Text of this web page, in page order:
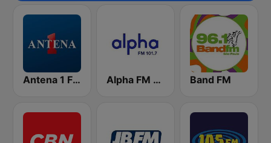
Antena 1 FM Alpha FM 101.7 Band FM